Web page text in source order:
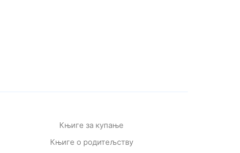
Књиге за купање
Књиге о родитељству